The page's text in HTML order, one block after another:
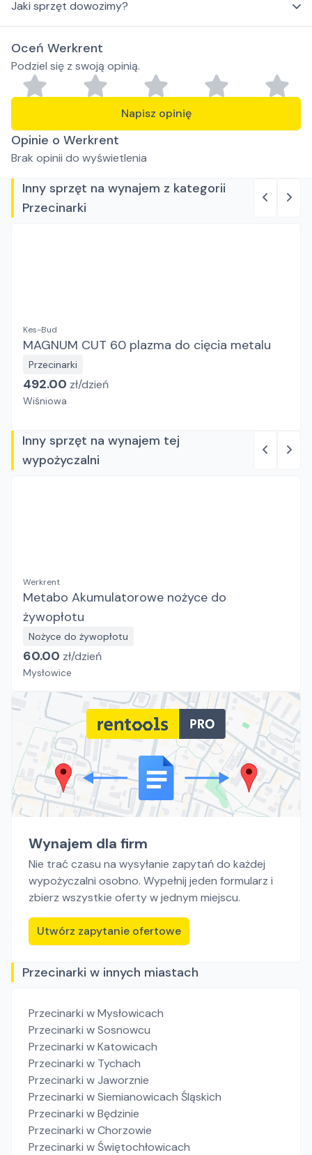
Jaki sprzęt dowozimy?
Oceń Werkrent
Podziel się z swoją opinią.
Napisz opinię
Opinie o Werkrent
Brak opinii do wyświetlenia
Inny sprzęt na wynajem z kategorii
Przecinarki
Kes-Bud
MAGNUM CUT 60 plazma do cięcia metalu
Przecinarki
492.00 zł/dzień
Wiśniowa
Inny sprzęt na wynajem tej
wypożyczalni
Werkrent
Metabo Akumulatorowe nożyce do
żywopłotu
Nożyce do żywopłotu
60.00 zł/dzień
Mysłowice
Wynajem dla firm
Nie trać czasu na wysyłanie zapytań do każdej
wypożyczalni osobno. Wypełnij jeden formularz i
zbierz wszystkie oferty w jednym miejscu.
Utwórz zapytanie ofertowe
Przecinarki w innych miastach
Przecinarki w Mysłowicach
Przecinarki w Sosnowcu
Przecinarki w Katowicach
Przecinarki w Tychach
Przecinarki w Jaworznie
Przecinarki w Siemianowicach Śląskich
Przecinarki w Będzinie
Przecinarki w Chorzowie
Przecinarki w Świętochłowicach